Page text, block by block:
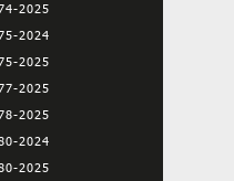
2025
2024
2025
2025
2025
2024
2025